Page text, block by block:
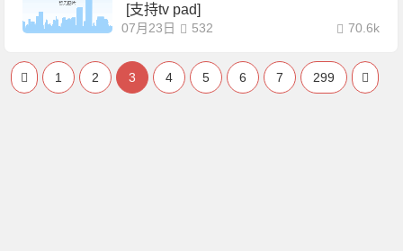
[支持tv pad]
07月23日 70.6k
532
1 2 3 4 5 6 7 299